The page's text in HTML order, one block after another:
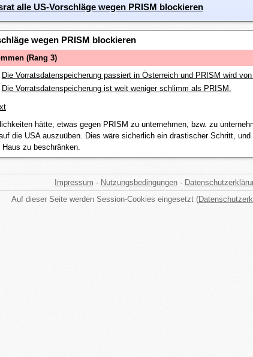
alle US-Vorschläge wegen PRISM blockieren
wegen PRISM blockieren
(Rang 3)
Die Vorratsdatenspeicherung passiert in Österreich und PRISM wird
Die Vorratsdatenspeicherung ist weit weniger schlimm als PRISM.
hätte, etwas gegen PRISM zu unternehmen, bzw. zu
die USA auszuüben. Dies wäre sicherlich ein drastischer Schritt,
zu beschränken.
Impressum · Nutzungsbedingungen·
Auf dieser Seite werden Session-Cookies eingesetzt (